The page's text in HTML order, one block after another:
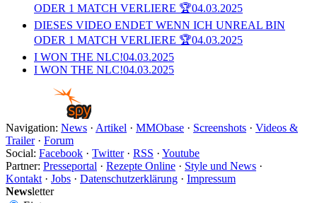
ODER 1 MATCH VERLIERE 🏆04.03.2025
DIESES VIDEO ENDET WENN ICH UNREAL BIN
ODER 1 MATCH VERLIERE 🏆04.03.2025
I WON THE NLC!04.03.2025
I WON THE NLC!04.03.2025
Navigation: News · Artikel · MMObase · Screenshots · Videos &
Trailer· Forum
Social: Facebook · Twitter· RSS · Youtube
Partner: Presseportal · Rezepte Online · Style und News ·
Kontakt · Jobs · Datenschutzerklärung · Impressum
Newsletter